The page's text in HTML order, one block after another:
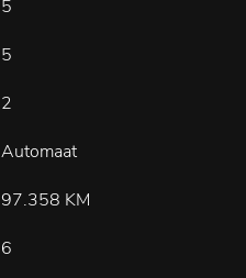
5
5
2
Automaat
97.358 KM
6